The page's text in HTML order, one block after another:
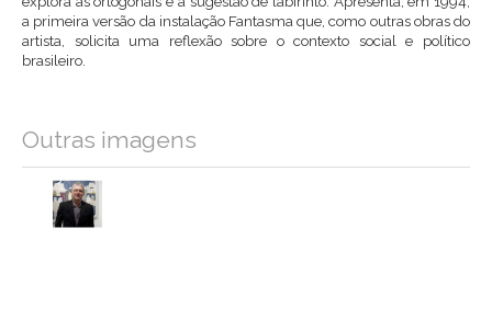
a primeira versão da instalação Fantasma que, como outras obras do
artista, solicita uma reflexão sobre o contexto social e político
brasileiro.
Outras imagens